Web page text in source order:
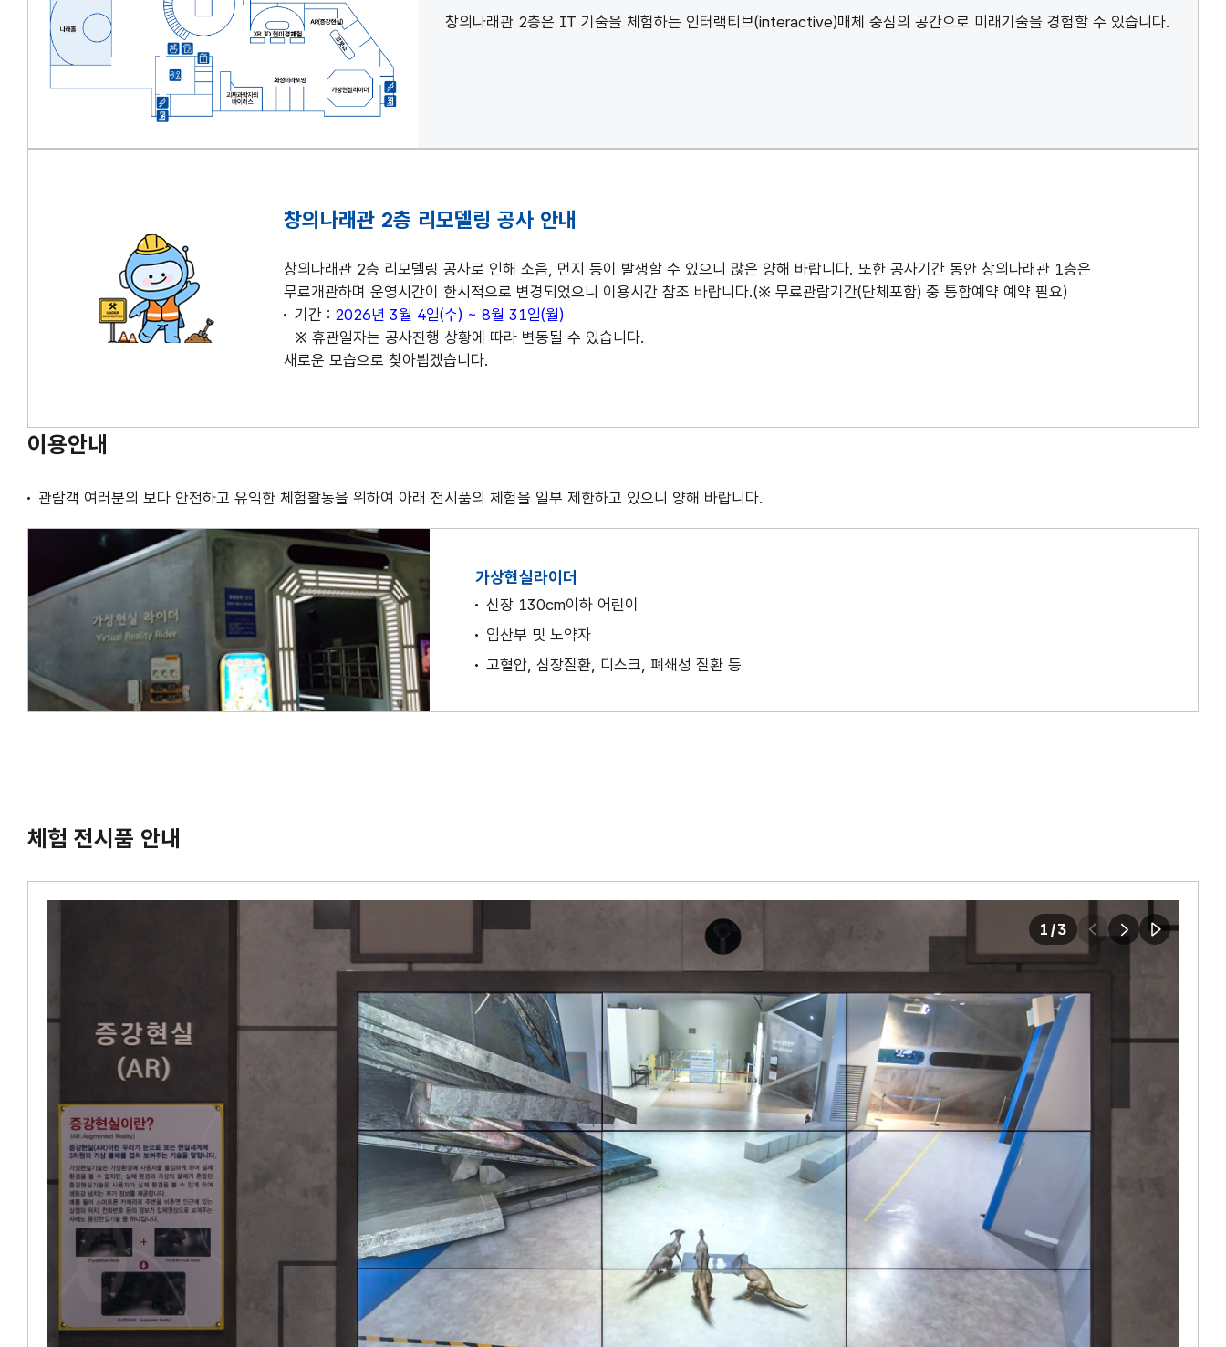
창의나래관 - 2F 체험관
1. 수장고1(자연사)
2. 수장고2(과학교실)
3. 수장고3(이공학)
창의나래관 2층은 IT 기술을 체험하는 인터랙티브(interactive)매체 중심의 공간으로 미래기술을 경험할 수 있습니다.
창의나래관 2층 리모델링 공사 안내
창의나래관 2층 리모델링 공사로 인해 소음, 먼지 등이 발생할 수 있으니 많은 양해 바랍니다. 또한 공사기간 동안 창의나래관 1층은
무료개관하며 운영시간이 한시적으로 변경되었으니 이용시간 참조 바랍니다.(※ 무료관람기간(단체포함) 중 통합예약 예약 필요)
기간 : 2026년 3월 4일(수) ~ 8월 31일(월)
※ 휴관일자는 공사진행 상황에 따라 변동될 수 있습니다.
새로운 모습으로 찾아뵙겠습니다.
이용안내
관람객 여러분의 보다 안전하고 유익한 체험활동을 위하여 아래 전시품의 체험을 일부 제한하고 있으니 양해 바랍니다.
가상현실라이더
신장 130cm이하 어린이
임산부 및 노약자
고혈압, 심장질환, 디스크, 폐쇄성 질환 등
체험 전시품 안내
1 /3
이전 다음 슬라이드